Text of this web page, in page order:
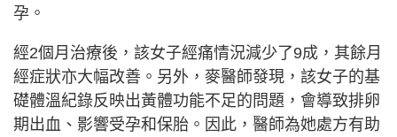
孕。
經2個月治療後，該女子經痛情況減少了9成，其餘月
經症狀亦大幅改善。另外，麥醫師發現，該女子的基
礎體溫紀錄反映出黃體功能不足的問題，會導致排卵
期出血、影響受孕和保胎。因此，醫師為她處方有助